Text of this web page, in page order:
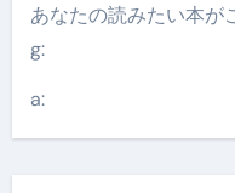
あなたの読みたい本が
g:
a: